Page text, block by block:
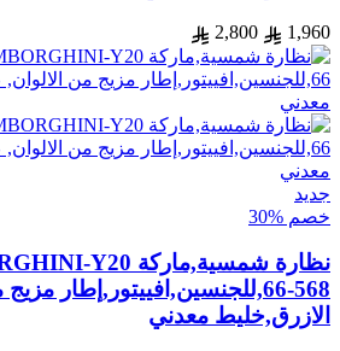
1,960
2,800
جديد
خصم %30
568-66,للجنسين,افييتور,إطار
الازرق,خليط معدني